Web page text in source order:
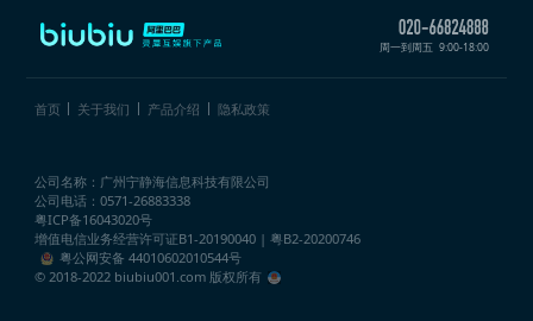
周一到周五 9:00-18:00
首页 关于我们 产品介绍 隐私政策
公司名称：广州宁静海信息科技有限公司
公司电话：0571-26883338
粤ICP备16043020号
增值电信业务经营许可证B1-20190040 | 粤B2-20200746
粤公网安备 44010602010544号
© 2018-2022 biubiu001.com 版权所有